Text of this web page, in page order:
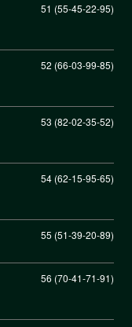
51 (55-45-22-95)
52 (66-03-99-85)
53 (82-02-35-52)
54 (62-15-95-65)
55 (51-39-20-89)
56 (70-41-71-91)